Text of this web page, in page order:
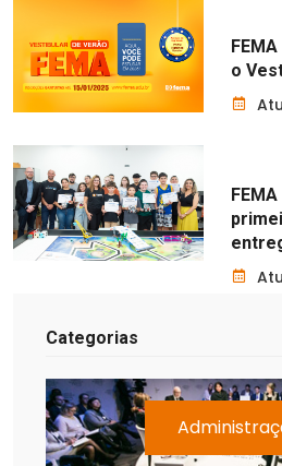
o
Categorias